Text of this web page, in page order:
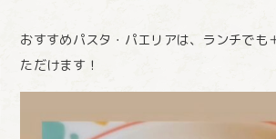
おすすめパスタ・パエリアは、ランチでも
ただけます！